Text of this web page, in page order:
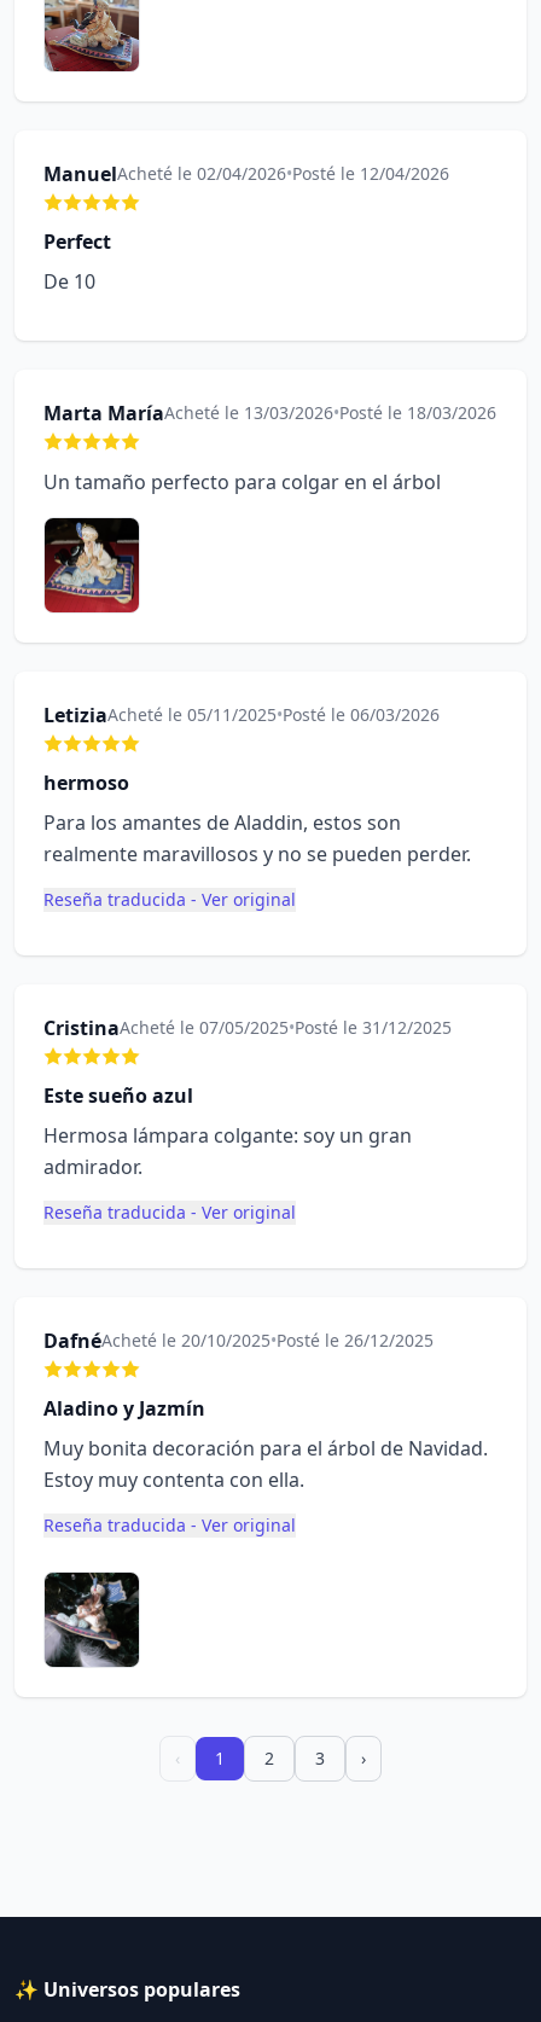
ManuelAcheté le 02/04/2026•Posté le 12/04/2026
Perfect
De 10
Marta MaríaAcheté le 13/03/2026•Posté le 18/03/2026
Un tamaño perfecto para colgar en el árbol
LetiziaAcheté le 05/11/2025•Posté le 06/03/2026
hermoso
Para los amantes de Aladdin, estos son
realmente maravillosos y no se pueden perder.
Reseña traducida - Ver original
CristinaAcheté le 07/05/2025•Posté le 31/12/2025
Este sueño azul
Hermosa lámpara colgante: soy un gran
admirador.
Reseña traducida - Ver original
DafnéAcheté le 20/10/2025•Posté le 26/12/2025
Aladino y Jazmín
Muy bonita decoración para el árbol de Navidad.
Estoy muy contenta con ella.
Reseña traducida - Ver original
‹ 1 2 3 ›
✨ Universos populares